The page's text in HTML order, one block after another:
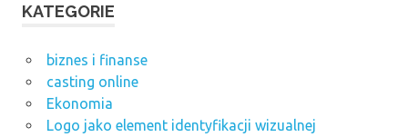
KATEGORIE
biznes i finanse
casting online
Ekonomia
Logo jako element identyfikacji wizualnej